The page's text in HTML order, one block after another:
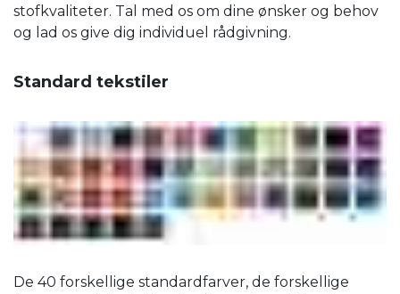
stofkvaliteter. Tal med os om dine ønsker og behov
og lad os give dig individuel rådgivning.
Standard tekstiler
De 40 forskellige standardfarver, de forskellige